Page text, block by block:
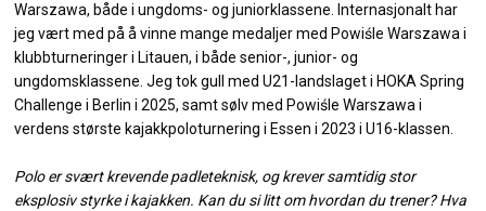
Warszawa, både i ungdoms- og juniorklassene. Internasjonalt har
jeg vært med på å vinne mange medaljer med Powiśle Warszawa i
klubbturneringer i Litauen, i både senior-, junior- og
ungdomsklassene. Jeg tok gull med U21-landslaget i HOKA Spring
Challenge i Berlin i 2025, samt sølv med Powiśle Warszawa i
verdens største kajakkpoloturnering i Essen i 2023 i U16-klassen.
Polo er svært krevende padleteknisk, og krever samtidig stor
eksplosiv styrke i kajakken. Kan du si litt om hvordan du trener? Hva